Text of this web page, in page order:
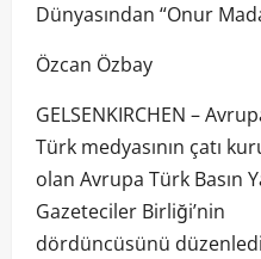
Dünyasından “Onur
Özcan Özbay
GELSENKIRCHEN –
Türk medyasının çatı
olan Avrupa Türk Basın
Gazeteciler Birliği’nin
dördüncüsünü